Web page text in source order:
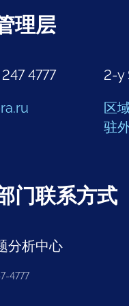
理层
247 4777
2-y
区
驻
门联系方式
分析中心
4777